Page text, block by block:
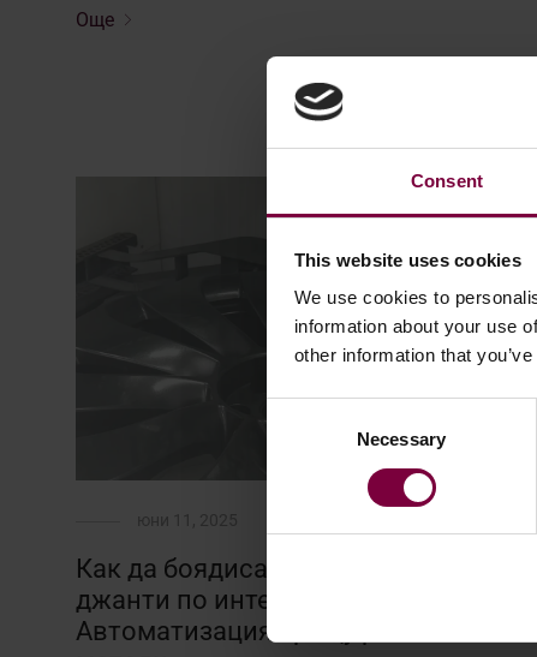
Consent
This website uses cookies
We use cookies to
information about your use
other information that
Necessary
Още
Как да боядисате алуминиеви
джанти по интелигентен начин:
Автоматизация срещу ръчни